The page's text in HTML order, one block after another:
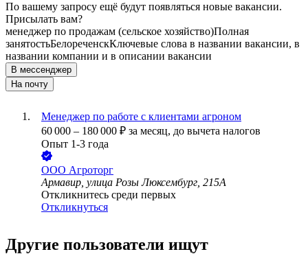
По вашему запросу ещё будут появляться новые вакансии.
Присылать вам?
менеджер по продажам (сельское хозяйство)Полная
занятостьБелореченскКлючевые слова в названии вакансии, в
названии компании и в описании вакансии
В мессенджер
На почту
Менеджер по работе с клиентами агроном
60 000 – 180 000 ₽ за месяц, до вычета налогов
Опыт 1-3 года
ООО Агроторг
Армавир, улица Розы Люксембург, 215А
Откликнитесь среди первых
Откликнуться
Другие пользователи ищут